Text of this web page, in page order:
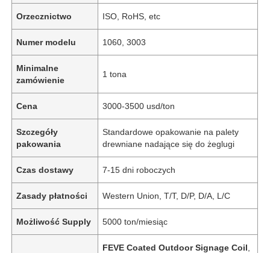
Orzecznictwo ISO, RoHS, etc
Numer modelu 1060, 3003
Minimalne
zamówienie
1 tona
Cena 3000-3500 usd/ton
Szczegóły
pakowania
Standardowe opakowanie na palety
drewniane nadające się do żeglugi
Czas dostawy 7-15 dni roboczych
Zasady płatności Western Union, T/T, D/P, D/A, L/C
Możliwość Supply 5000 ton/miesiąc
FEVE Coated Outdoor Signage Coil